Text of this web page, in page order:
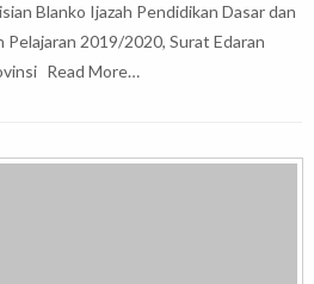
Blanko Ijazah Pendidikan Dasar dan
2019/2020, Surat Edaran
Read More…